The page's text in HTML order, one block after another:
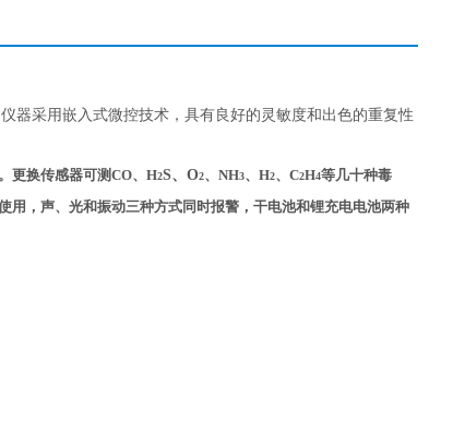
器采用嵌入式微控技术，具有良好的灵敏度和出色的重复性
更换传感器可测CO、H2S、O2、NH3、H2、C2H4等几十种毒
，声、光和振动三种方式同时报警，干电池和锂充电电池两种